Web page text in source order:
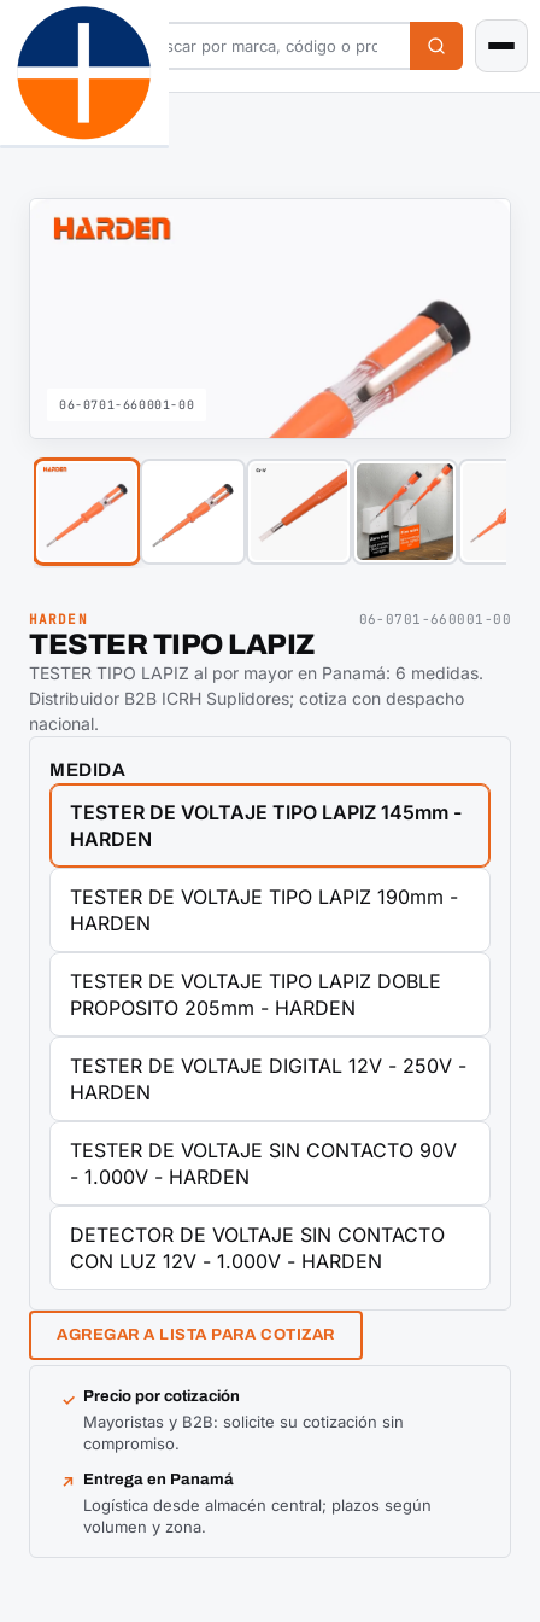
06-0701-660001-00
HARDEN 06-0701-660001-00
TESTER TIPO LAPIZ
TESTER TIPO LAPIZ al por mayor en Panamá: 6 medidas.
Distribuidor B2B ICRH Suplidores; cotiza con despacho
nacional.
MEDIDA
TESTER DE VOLTAJE TIPO LAPIZ 145mm -
HARDEN
TESTER DE VOLTAJE TIPO LAPIZ 190mm -
HARDEN
TESTER DE VOLTAJE TIPO LAPIZ DOBLE
PROPOSITO 205mm - HARDEN
TESTER DE VOLTAJE DIGITAL 12V - 250V -
HARDEN
TESTER DE VOLTAJE SIN CONTACTO 90V
- 1.000V - HARDEN
DETECTOR DE VOLTAJE SIN CONTACTO
CON LUZ 12V - 1.000V - HARDEN
AGREGAR A LISTA PARA COTIZAR
✓ Precio por cotización
Mayoristas y B2B: solicite su cotización sin
compromiso.
↗ Entrega en Panamá
Logística desde almacén central; plazos según
volumen y zona.